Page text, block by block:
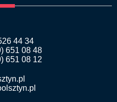
44 34
651 08 48
651 08 12